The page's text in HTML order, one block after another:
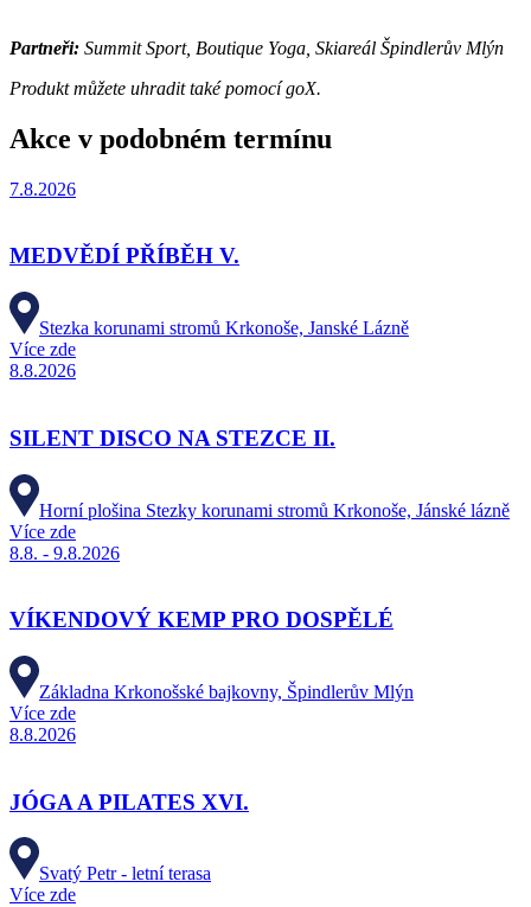
Partneři: Summit Sport, Boutique Yoga, Skiareál Špindlerův Mlýn
Produkt můžete uhradit také pomocí goX.
Akce v podobném termínu
7.8.2026
MEDVĚDÍ PŘÍBĚH V.
Stezka korunami stromů Krkonoše, Janské Lázně
Více zde
8.8.2026
SILENT DISCO NA STEZCE II.
Horní plošina Stezky korunami stromů Krkonoše, Jánské lázně
Více zde
8.8. - 9.8.2026
VÍKENDOVÝ KEMP PRO DOSPĚLÉ
Základna Krkonošské bajkovny, Špindlerův Mlýn
Více zde
8.8.2026
JÓGA A PILATES XVI.
Svatý Petr - letní terasa
Více zde